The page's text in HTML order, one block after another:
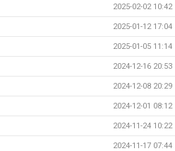
2025-02-02 10:42
2025-01-12 17:04
2025-01-05 11:14
2024-12-16 20:53
2024-12-08 20:29
2024-12-01 08:12
2024-11-24 10:22
2024-11-17 07:44